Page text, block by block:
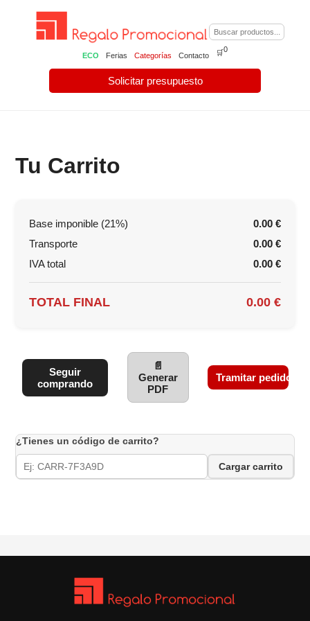
ECO Ferias Categorías Contacto
Solicitar presupuesto
🛒0
Tu Carrito
Base imponible (21%)
0.00 €
Transporte
0.00 €
IVA total
0.00 €
TOTAL FINAL 0.00 €
Seguir
comprando
📄
Generar
PDF
Tramitar pedido
¿Tienes un código de carrito?
Cargar carrito